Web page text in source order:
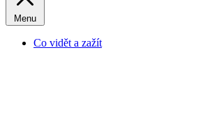
Menu
Co vidět a zažít